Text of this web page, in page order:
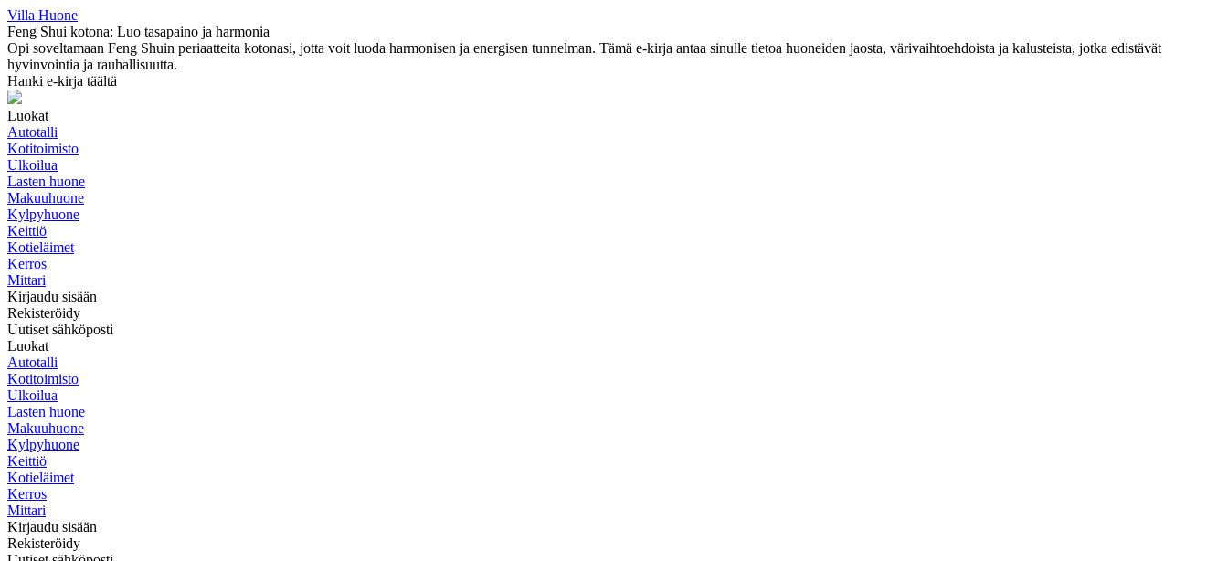
Villa Huone
Feng Shui kotona: Luo tasapaino ja harmonia
Opi soveltamaan Feng Shuin periaatteita kotonasi, jotta voit luoda harmonisen ja energisen tunnelman. Tämä e-kirja antaa sinulle tietoa huoneiden jaosta, värivaihtoehdoista ja kalusteista, jotka edistävät
hyvinvointia ja rauhallisuutta.
Hanki e-kirja täältä
Luokat
Autotalli
Kotitoimisto
Ulkoilua
Lasten huone
Makuuhuone
Kylpyhuone
Keittiö
Kotieläimet
Kerros
Mittari
Kirjaudu sisään
Rekisteröidy
Uutiset sähköposti
Luokat
Autotalli
Kotitoimisto
Ulkoilua
Lasten huone
Makuuhuone
Kylpyhuone
Keittiö
Kotieläimet
Kerros
Mittari
Kirjaudu sisään
Rekisteröidy